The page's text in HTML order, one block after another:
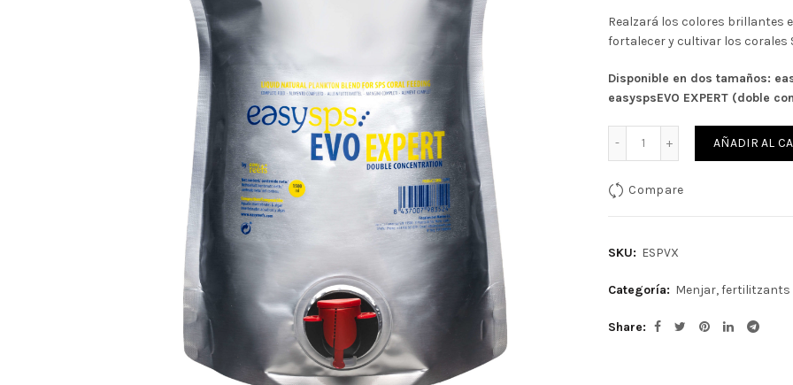
104,92€.
Realzará los colores brillantes
fortalecer y cultivar los corales
Disponible en dos tamaños:
easyspsEVO EXPERT (doble
AÑADIR AL
Compare
SKU: ESPVX
Categoría: Menjar, fertilitzants
Share